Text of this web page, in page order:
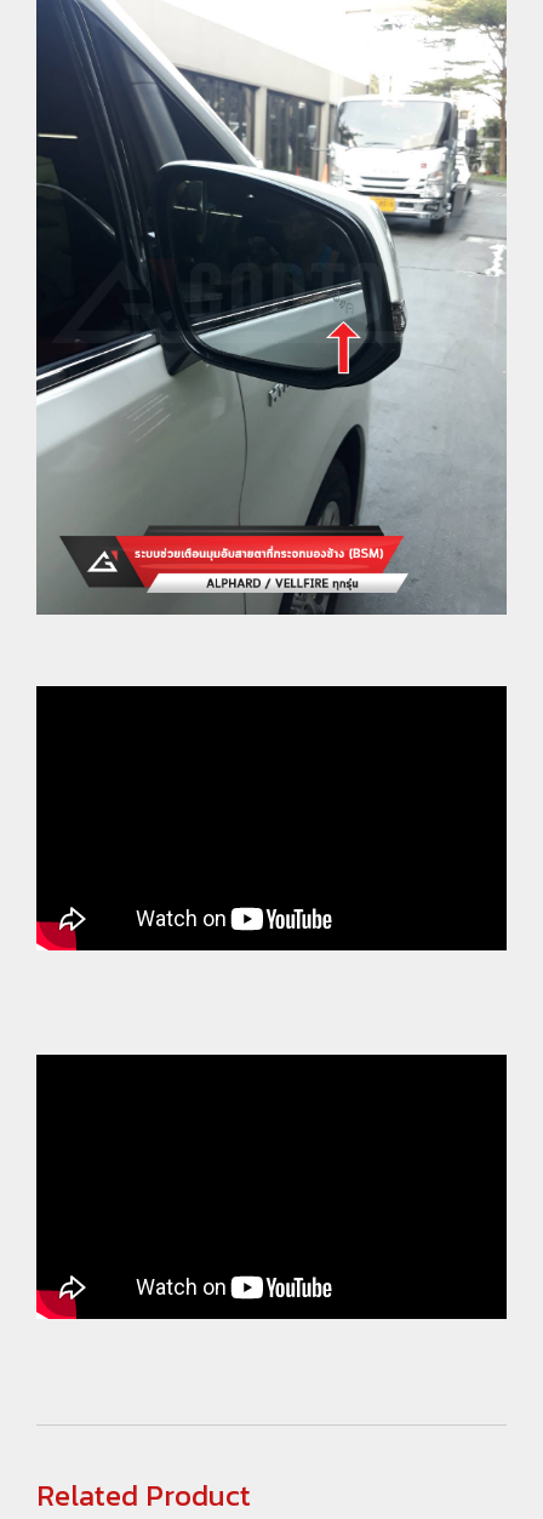
Related Product